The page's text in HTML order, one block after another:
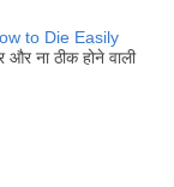
to Die Easily
ना ठीक होने वाली